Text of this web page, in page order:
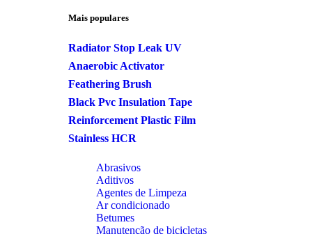
Mais populares
Radiator Stop Leak UV
Anaerobic Activator
Feathering Brush
Black Pvc Insulation Tape
Reinforcement Plastic Film
Stainless HCR
Abrasivos
Aditivos
Agentes de Limpeza
Ar condicionado
Betumes
Manutenção de bicicletas